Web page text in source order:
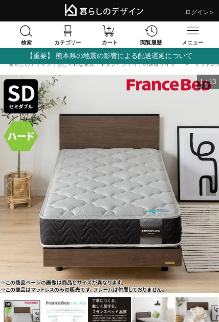
ログイン＞
検索 カテゴリー カート 閲覧履歴 メニュー
【重要】 熊本県の地震の影響による配送遅延について
暮らしのデザイン｜おしゃれな家具・モダンインテリアの通販サイト マットレ
1 / 13